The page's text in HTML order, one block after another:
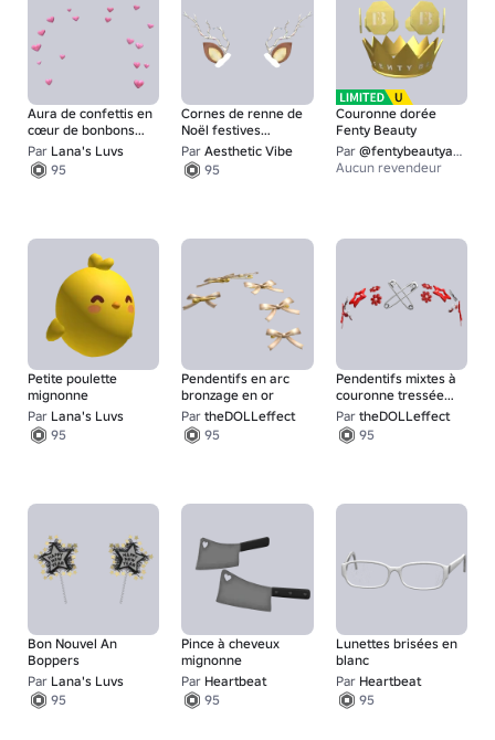
Aura de confettis en
cœur de bonbons
rose
Par Lana's Luvs
95
Cornes de renne de
Noël festives
mignonnes
Par Aesthetic Vibe
95
Couronne dorée
Fenty Beauty
Par @fentybeautyandskin
Aucun revendeur
Petite poulette
mignonne
Par Lana's Luvs
95
Pendentifs en arc
bronzage en or
Par theDOLLeffect
95
Pendentifs mixtes à
couronne tressée
rouge [argent]
Par theDOLLeffect
95
Bon Nouvel An
Boppers
Par Lana's Luvs
95
Pince à cheveux
mignonne
Par Heartbeat
95
Lunettes brisées en
blanc
Par Heartbeat
95